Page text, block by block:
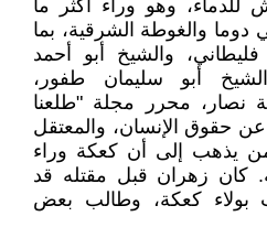
وهو وراء أكثر ما
والغوطة الشرقية، بما
فليطاني، والشيخ أبو أحمد
أبو سليمان طفور،
نصار، محرر مجلة "طلعنا
حقوق الإنسان، والمعتقل
يذهب إلى أن كعكة وراء
زهران قبل مقتله قد
كعكة، وطالب بعض